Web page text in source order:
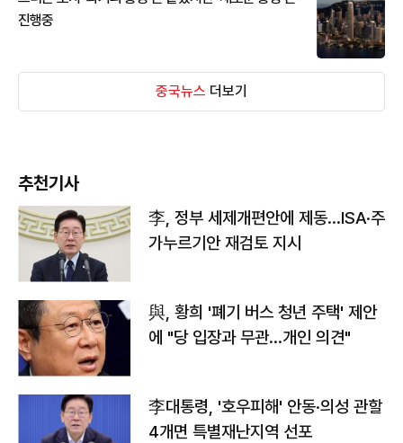
진행중
중국뉴스 더보기
추천기사
李, 정부 세제개편안에 제동…ISA·주
가누르기안 재검토 지시
與, 황희 '폐기 버스 청년 주택' 제안
에 "당 입장과 무관…개인 의견"
李대통령, '호우피해' 안동·의성 관할
4개면 특별재난지역 선포